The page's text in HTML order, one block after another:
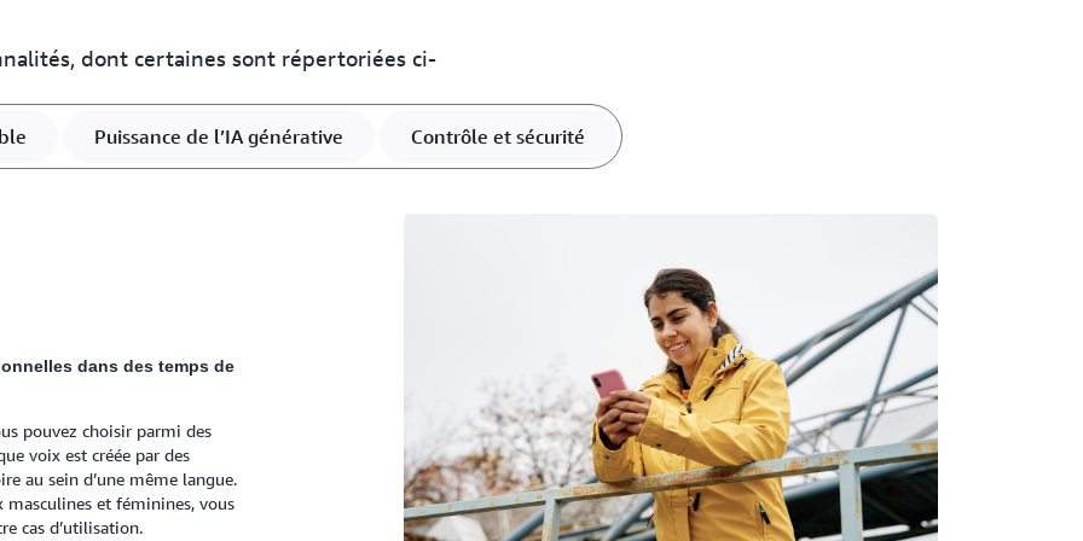
dont certaines sont répertoriées ci-
Puissance de l’IA générative Contrôle et sécurité
dans des temps de
pouvez choisir parmi des
voix est créée par des
au sein d’une même langue.
et féminines, vous
cas d’utilisation.